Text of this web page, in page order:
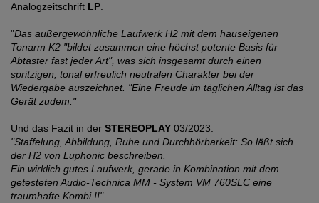
Analogzeitschrift LP
"Das außergewöhnliche Laufwerk H2 mit dem hauseigenen
Tonarm K2 "bildet zusammen eine höchst potente Basis für
Abtaster fast jeder Art", was sich insgesamt durch einen
spritzigen, tonal erfreulich neutralen Charakter bei der
Wiedergabe auszeichnet. "Eine Freude im täglichen Alltag ist das
Gerät zudem."
Und das Fazit in der STEREOPLAY 03/2023:
"Staffelung, Abbildung, Ruhe und Durchhörbarkeit: So läßt sich
der H2 von Luphonic beschreiben.
Ein wirklich gutes Laufwerk, gerade in Kombination mit dem
getesteten Audio-Technica MM - System VM 760SLC eine
traumhafte Kombi !!"